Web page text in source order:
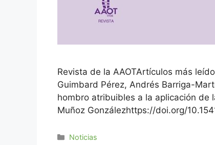
Revista de la AAOTArtículos más
Guimbard Pérez, Andrés Barriga-
hombro atribuibles a la aplicación de
Muñoz Gonzálezhttps://doi.org/
Noticias